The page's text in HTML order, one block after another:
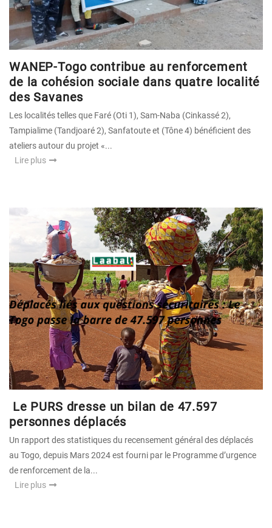
WANEP-Togo contribue au renforcement
de la cohésion sociale dans quatre localité
des Savanes
Les localités telles que Faré (Oti 1), Sam-Naba (Cinkassé 2),
Tampialime (Tandjoaré 2), Sanfatoute et (Tône 4) bénéficient des
ateliers autour du projet «...
Lire plus
Le PURS dresse un bilan de 47.597
personnes déplacés
Un rapport des statistiques du recensement général des déplacés
au Togo, depuis Mars 2024 est fourni par le Programme d’urgence
de renforcement de la...
Lire plus